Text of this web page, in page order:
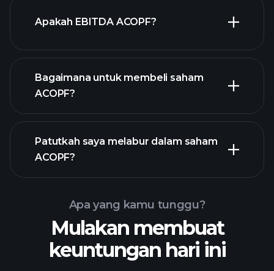
majikan terbesar
Apakah EBITDA ACOPF?
laporan
kewangan
Bagaimana untuk membeli saham
ACOPF?
Playtrade Tournaments
broker yang disyorkan
Patutkah saya melabur dalam saham
ACOPF?
Apa yang kamu tunggu?
Mulakan membuat
keuntungan hari ini